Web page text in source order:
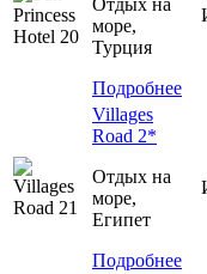
море,
Турция
Подробнее
Villages
Road 2*
Отдых на
море,
Египет
Подробнее